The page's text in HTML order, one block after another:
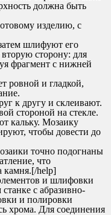
должна быть
изделию, с
шлифуют его
сторону: для
фрагмент с нижней
ровной и гладкой,
к другу и склеивают.
стороной на стекле.
кальку. Мозаику
чтобы довести до
точно подогнаны
что
камня.[/help]
и шлифовки
с абразивно-
и полировки
хрома. Для соединения